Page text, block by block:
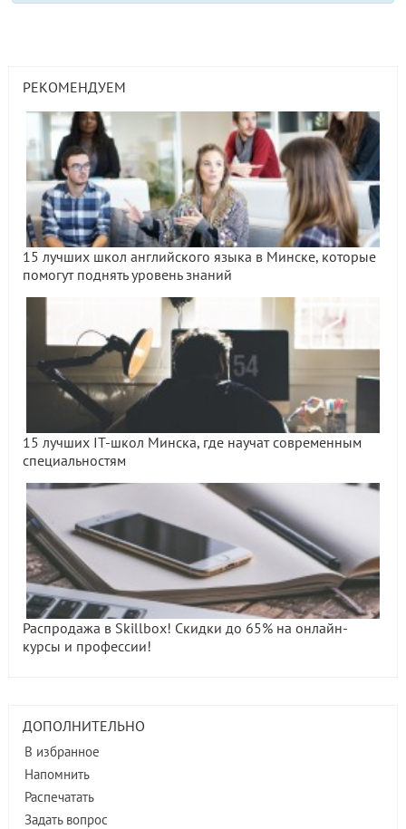
РЕКОМЕНДУЕМ
15 лучших школ английского языка в Минске, которые
помогут поднять уровень знаний
15 лучших IT-школ Минска, где научат современным
специальностям
Распродажа в Skillbox! Скидки до 65% на онлайн-
курсы и профессии!
ДОПОЛНИТЕЛЬНО
В избранное
Напомнить
Распечатать
Задать вопрос